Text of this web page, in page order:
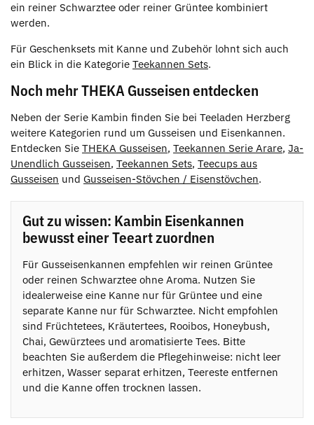
ein reiner Schwarztee oder reiner Grüntee kombiniert
werden.
Für Geschenksets mit Kanne und Zubehör lohnt sich auch
ein Blick in die Kategorie Teekannen Sets.
Noch mehr THEKA Gusseisen entdecken
Neben der Serie Kambin finden Sie bei Teeladen Herzberg
weitere Kategorien rund um Gusseisen und Eisenkannen.
Entdecken Sie THEKA Gusseisen, Teekannen Serie Arare, Ja-
Unendlich Gusseisen, Teekannen Sets, Teecups aus
Gusseisen und Gusseisen-Stövchen / Eisenstövchen.
Gut zu wissen: Kambin Eisenkannen
bewusst einer Teeart zuordnen
Für Gusseisenkannen empfehlen wir reinen Grüntee
oder reinen Schwarztee ohne Aroma. Nutzen Sie
idealerweise eine Kanne nur für Grüntee und eine
separate Kanne nur für Schwarztee. Nicht empfohlen
sind Früchtetees, Kräutertees, Rooibos, Honeybush,
Chai, Gewürztees und aromatisierte Tees. Bitte
beachten Sie außerdem die Pflegehinweise: nicht leer
erhitzen, Wasser separat erhitzen, Teereste entfernen
und die Kanne offen trocknen lassen.